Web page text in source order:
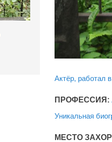
Актёр, работал
ПРОФЕССИЯ:
Уникальная
МЕСТО